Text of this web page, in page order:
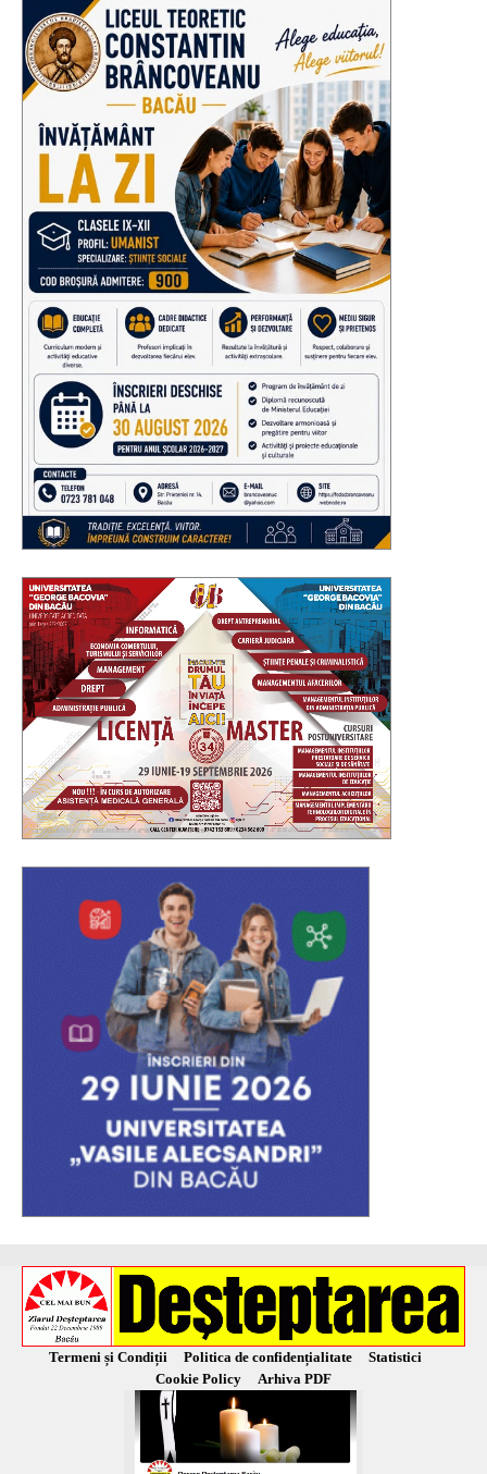
Termeni și Condiții Politica de confidențialitate
Statistici
Cookie Policy
Arhiva PDF